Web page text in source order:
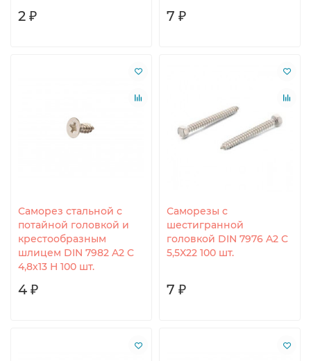
2 ₽ 7 ₽
Саморез стальной с
потайной головкой и
крестообразным
шлицем DIN 7982 A2 C
4,8х13 H 100 шт.
4 ₽
Саморезы с
шестигранной
головкой DIN 7976 A2 C
5,5X22 100 шт.
7 ₽